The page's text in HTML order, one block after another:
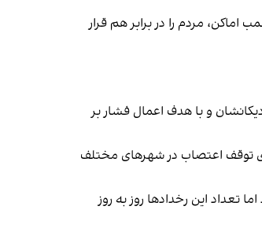
مردم را در برابر هم قرار
و با هدف اعمال فشار بر
اداره اماکن برای توقف اعتصاب در شهرهای مختلف
تعداد این رخدادها روز به روز